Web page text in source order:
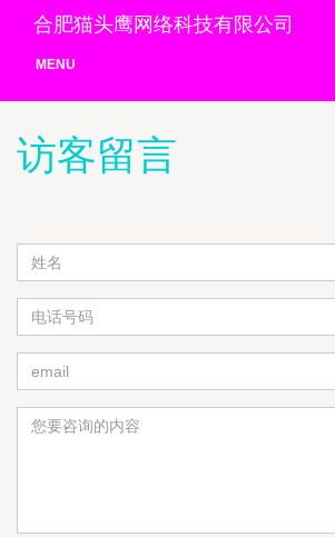
合肥猫头鹰网络科技有限公司
MENU
访客留言